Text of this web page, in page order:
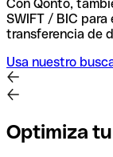
Con Qonto,
SWIFT / BIC
transferencia de
Usa nuestro
Optimiza